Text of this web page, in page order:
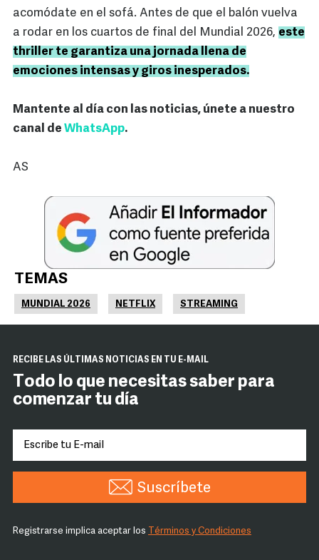
acomódate en el sofá. Antes de que el balón vuelva
a rodar en los cuartos de final del Mundial 2026, este
thriller te garantiza una jornada llena de
emociones intensas y giros inesperados.
Mantente al día con las noticias, únete a nuestro
canal de WhatsApp.
AS
TEMAS
MUNDIAL 2026 NETFLIX STREAMING
RECIBE LAS ÚLTIMAS NOTICIAS EN TU E-MAIL
Todo lo que necesitas saber para
comenzar tu día
Suscríbete
Registrarse implica aceptar los Términos y Condiciones